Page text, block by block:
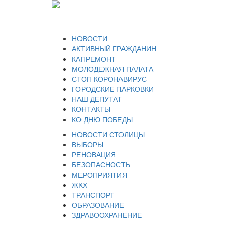
НОВОСТИ
АКТИВНЫЙ ГРАЖДАНИН
КАПРЕМОНТ
МОЛОДЕЖНАЯ ПАЛАТА
СТОП КОРОНАВИРУС
ГОРОДСКИЕ ПАРКОВКИ
НАШ ДЕПУТАТ
КОНТАКТЫ
КО ДНЮ ПОБЕДЫ
НОВОСТИ СТОЛИЦЫ
ВЫБОРЫ
РЕНОВАЦИЯ
БЕЗОПАСНОСТЬ
МЕРОПРИЯТИЯ
ЖКХ
ТРАНСПОРТ
ОБРАЗОВАНИЕ
ЗДРАВООХРАНЕНИЕ